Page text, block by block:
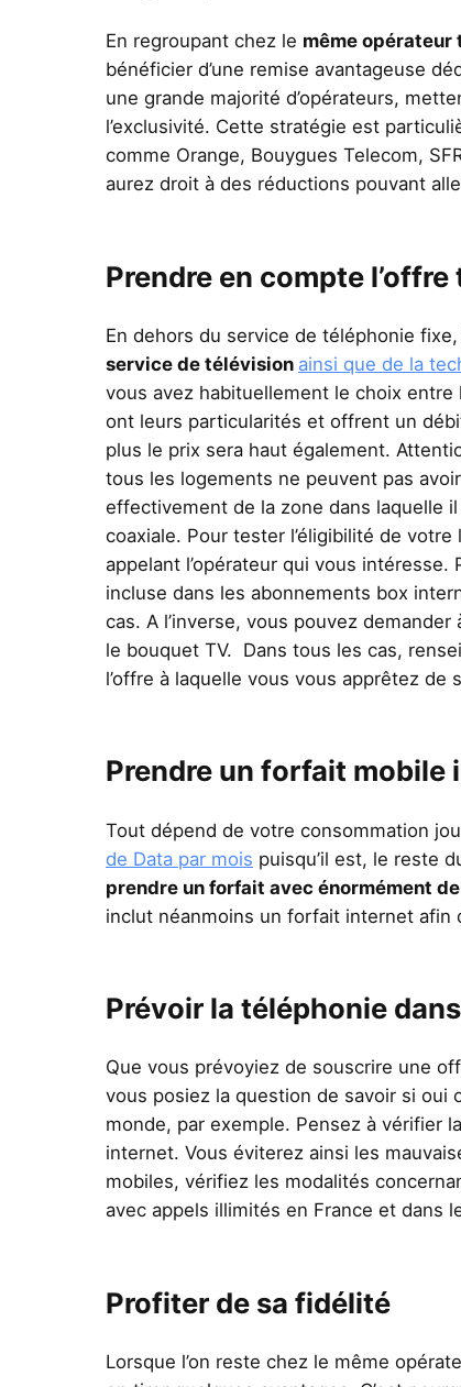
En regroupant chez le même opérateur
bénéficier d’une remise avantageuse
une grande majorité d’opérateurs,
l’exclusivité. Cette stratégie est
comme Orange, Bouygues Telecom,
aurez droit à des réductions pouvant
Prendre en compte
En dehors du service de téléphonie
service de télévision ainsi que de la
vous avez habituellement le choix entre
ont leurs particularités et offrent un
plus le prix sera haut également.
tous les logements ne peuvent pas
effectivement de la zone dans laquelle
coaxiale. Pour tester l’éligibilité de
appelant l’opérateur qui vous
incluse dans les abonnements box
cas. A l’inverse, vous pouvez
le bouquet TV. Dans tous les cas,
l’offre à laquelle vous vous apprêtez de
Prendre un forfait mobile
Tout dépend de votre consommation
de Data par mois puisqu’il est, le reste
prendre un forfait avec énormément
inclut néanmoins un forfait internet afin
Prévoir la téléphonie
Que vous prévoyiez de souscrire une
vous posiez la question de savoir si oui
monde, par exemple. Pensez à vérifier la
internet. Vous éviterez ainsi les
mobiles, vérifiez les modalités
avec appels illimités en France et dans
Profiter de sa fidélité
Lorsque l’on reste chez le même